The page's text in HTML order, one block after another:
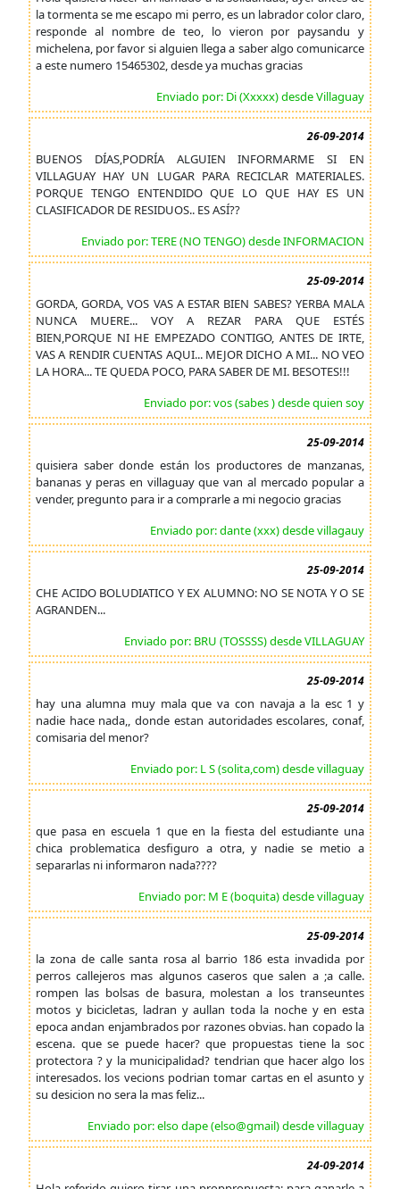
la tormenta se me escapo mi perro, es un labrador color claro,
responde al nombre de teo, lo vieron por paysandu y
michelena, por favor si alguien llega a saber algo comunicarce
a este numero 15465302, desde ya muchas gracias
Enviado por: Di (Xxxxx) desde Villaguay
26-09-2014
BUENOS DÍAS,PODRÍA ALGUIEN INFORMARME SI EN
VILLAGUAY HAY UN LUGAR PARA RECICLAR MATERIALES.
PORQUE TENGO ENTENDIDO QUE LO QUE HAY ES UN
CLASIFICADOR DE RESIDUOS.. ES ASÍ??
Enviado por: TERE (NO TENGO) desde INFORMACION
25-09-2014
GORDA, GORDA, VOS VAS A ESTAR BIEN SABES? YERBA MALA
NUNCA MUERE... VOY A REZAR PARA QUE ESTÉS
BIEN,PORQUE NI HE EMPEZADO CONTIGO, ANTES DE IRTE,
VAS A RENDIR CUENTAS AQUI... MEJOR DICHO A MI... NO VEO
LA HORA... TE QUEDA POCO, PARA SABER DE MI. BESOTES!!!
Enviado por: vos (sabes ) desde quien soy
25-09-2014
quisiera saber donde están los productores de manzanas,
bananas y peras en villaguay que van al mercado popular a
vender, pregunto para ir a comprarle a mi negocio gracias
Enviado por: dante (xxx) desde villagauy
25-09-2014
CHE ACIDO BOLUDIATICO Y EX ALUMNO: NO SE NOTA Y O SE
AGRANDEN...
Enviado por: BRU (TOSSSS) desde VILLAGUAY
25-09-2014
hay una alumna muy mala que va con navaja a la esc 1 y
nadie hace nada,, donde estan autoridades escolares, conaf,
comisaria del menor?
Enviado por: L S (solita,com) desde villaguay
25-09-2014
que pasa en escuela 1 que en la fiesta del estudiante una
chica problematica desfiguro a otra, y nadie se metio a
separarlas ni informaron nada????
Enviado por: M E (boquita) desde villaguay
25-09-2014
la zona de calle santa rosa al barrio 186 esta invadida por
perros callejeros mas algunos caseros que salen a ;a calle.
rompen las bolsas de basura, molestan a los transeuntes
motos y bicicletas, ladran y aullan toda la noche y en esta
epoca andan enjambrados por razones obvias. han copado la
escena. que se puede hacer? que propuestas tiene la soc
protectora ? y la municipalidad? tendrian que hacer algo los
interesados. los vecions podrian tomar cartas en el asunto y
su desicion no sera la mas feliz...
Enviado por: elso dape (elso@gmail) desde villaguay
24-09-2014